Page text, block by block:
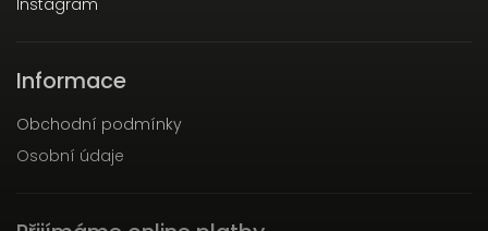
Informace
Obchodní podmínky
Osobní údaje